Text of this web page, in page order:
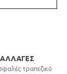
τραπεζικό